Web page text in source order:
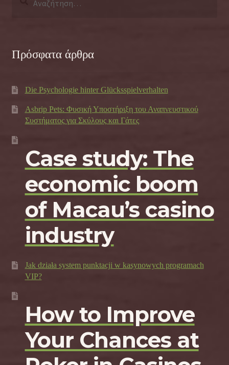
Πρόσφατα άρθρα
Die Psychologie hinter Glücksspielverhalten
Asbrip Pets: Φυσική Υποστήριξη του Αναπνευστικού
Συστήματος για Σκύλους και Γάτες
Case study: The
economic boom
of Macau’s casino
industry
Jak działa system punktacji w kasynowych programach
VIP?
How to Improve
Your Chances at